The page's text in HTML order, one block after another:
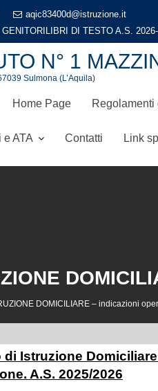
aqic83400d@istruzione.it
LIBRI DI TESTO A.S.
N° 1
Sulmona (L’Aquila)
Home Page Regolamenti
e ATA Contatti Link
DOMICILIARE – indicazioni
di Istruzione
A.S. 2025/2026